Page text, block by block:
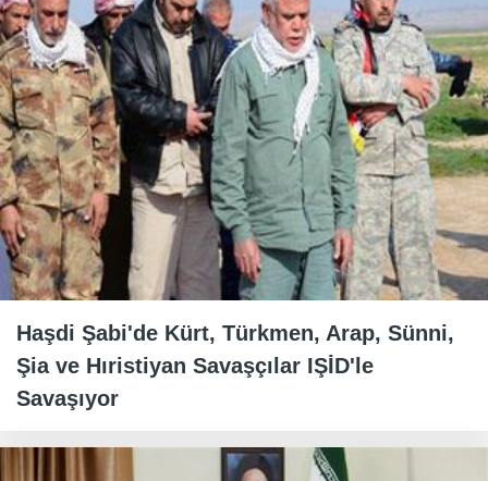
Haşdi Şabi'de Kürt, Türkmen, Arap, Sünni,
Şia ve Hıristiyan Savaşçılar IŞİD'le
Savaşıyor